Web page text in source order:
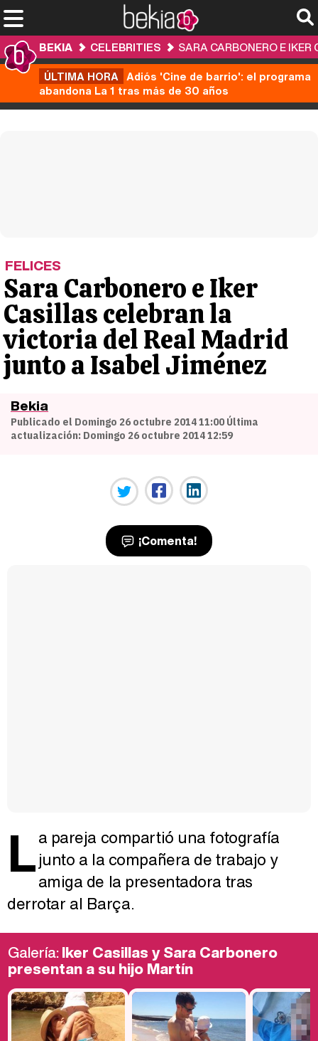
BEKIA CELEBRITIES
SARA CARBONERO E
ÚLTIMA HORA Adiós 'Cine de barrio': el programa
abandona La 1 tras más de 30 años
FELICES
Sara Carbonero e Iker
Casillas celebran la
victoria del Real Madrid
junto a Isabel Jiménez
Bekia
Publicado el Domingo 26 octubre 2014 11:00 Última
actualización: Domingo 26 octubre 2014 12:59
¡Comenta!
La pareja compartió una fotografía
junto a la compañera de trabajo y
amiga de la presentadora tras
derrotar al Barça.
Galería:Iker Casillas y Sara Carbonero
presentan a su hijo Martín